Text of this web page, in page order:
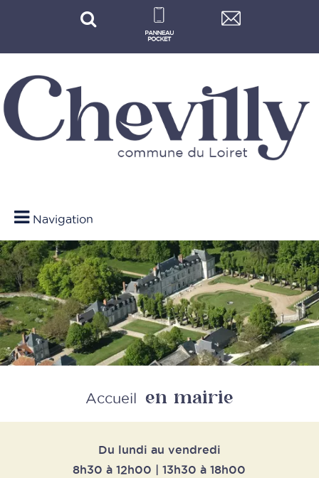
Navigation
Retour
Accueil en mairie
Du lundi au vendredi
8h30 à 12h00 | 13h30 à 18h00